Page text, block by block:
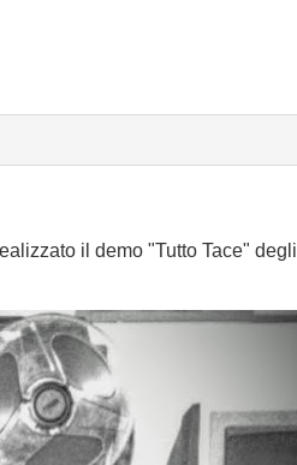
il demo "Tutto Tace" degli